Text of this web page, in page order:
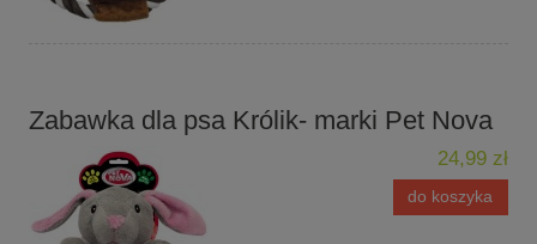
Zabawka dla psa Królik- marki Pet Nova
24,99 zł
do koszyka